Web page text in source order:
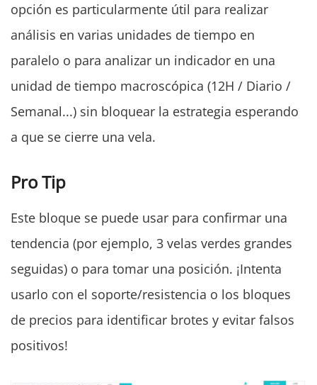
opción es particularmente útil para realizar
análisis en varias unidades de tiempo en
paralelo o para analizar un indicador en una
unidad de tiempo macroscópica (12H / Diario /
Semanal...) sin bloquear la estrategia esperando
a que se cierre una vela.
Pro Tip
Este bloque se puede usar para confirmar una
tendencia (por ejemplo, 3 velas verdes grandes
seguidas) o para tomar una posición. ¡Intenta
usarlo con el soporte/resistencia o los bloques
de precios para identificar brotes y evitar falsos
positivos!